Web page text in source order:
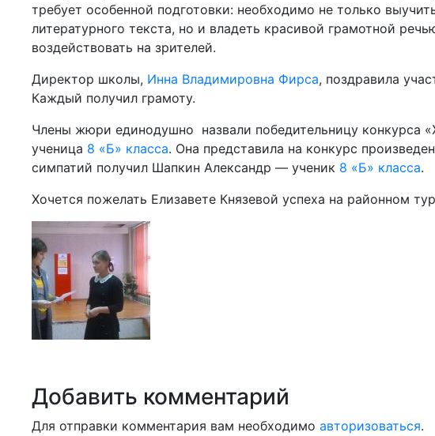
требует особенной подготовки: необходимо не только
литературного текста, но и владеть красивой грамотной
воздействовать на зрителей.
Директор школы, Инна Владимировна Фирса, поздравила
Каждый получил грамоту.
Члены жюри единодушно назвали победительницу конкурса
ученица 8 «Б» класса. Она представила на конкурс
симпатий получил Шапкин Александр — ученик 8 «Б» класса.
Хочется пожелать Елизавете Князевой успеха на районном
Добавить комментарий
Для отправки комментария вам необходимо авторизоваться.